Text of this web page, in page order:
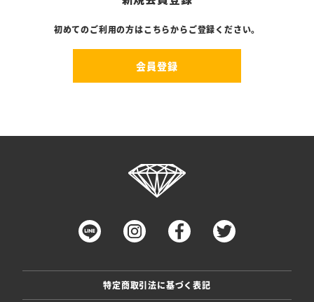
初めてのご利用の方はこちらからご登録ください。
会員登録
特定商取引法に基づく表記